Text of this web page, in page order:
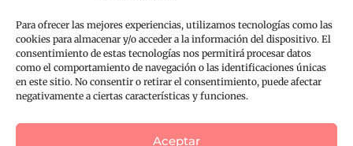
Para ofrecer las mejores experiencias, utilizamos tecnologías como las
cookies para almacenar y/o acceder a la información del dispositivo. El
consentimiento de estas tecnologías nos permitirá procesar datos
como el comportamiento de navegación o las identificaciones únicas
en este sitio. No consentir o retirar el consentimiento, puede afectar
negativamente a ciertas características y funciones.
Aceptar
Aviso legal
Políticas de Cookies
Políticas de Privacidad
Condiciones de compra